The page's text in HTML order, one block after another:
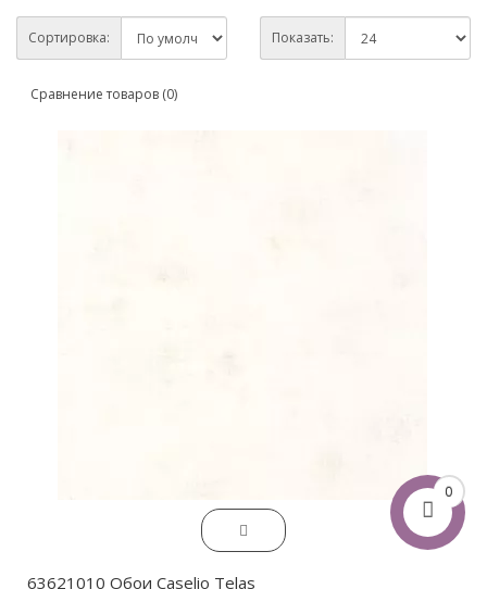
0
Сортировка: Показать:
Сравнение товаров (0)
63621010 Обои Caselio Telas